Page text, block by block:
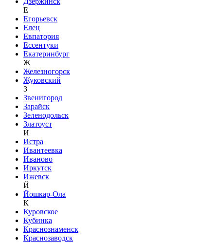
Е
Егорьевск
Елец
Евпатория
Ессентуки
Екатеринбург
Ж
Железногорск
Жуковский
З
Звенигород
Зарайск
Зеленодольск
Златоуст
И
Истра
Ивантеевка
Иваново
Иркутск
Ижевск
Й
Йошкар-Ола
К
Куровское
Кубинка
Краснознаменск
Краснозаводск